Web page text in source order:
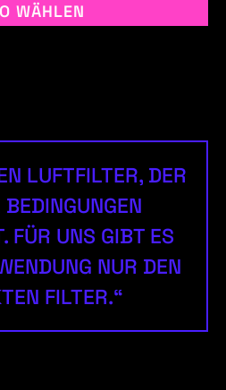
WÄHLEN
LUFTFILTER, DER
FÜR UNS GIBT ES
NUR DEN
FILTER.“